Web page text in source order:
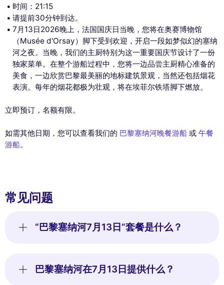
时间：21:15
请提前30分钟到达。
7月13日2026晚上，法国国庆日当晚，您将在奥赛博物馆
（Musée d'Orsay）脚下受到欢迎，开启一段如梦似幻的塞纳
河之夜。当晚，我们的主厨特别为这一重要国庆节设计了一份
独家菜单。在整个游船过程中，您将一边品尝主厨精心准备的
美食，一边欣赏巴黎最美丽的地标建筑景观，当然还包括烟花
表演。每年的烟花都极为壮观，将在埃菲尔铁塔脚下燃放。
立即预订，名额有限。
如需其他日期，您可以查看我们的 巴黎塞纳河晚餐游船 或 午餐
游船。
常见问题
“巴黎塞纳河7月13日”套餐是什么？
巴黎塞纳河在7月13日提供什么？